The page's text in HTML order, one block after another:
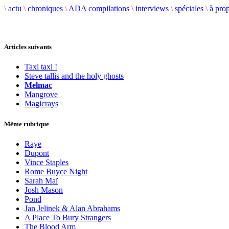
\ actu \ chroniques \ ADA compilations \ interviews \ spéciales \ à
Articles suivants
Taxi taxi !
Steve tallis and the holy ghosts
Melmac
Mangrove
Magicrays
Même rubrique
Raye
Dupont
Vince Staples
Rome Buyce Night
Sarah Maï
Josh Mason
Pond
Jan Jelinek & Alan Abrahams
A Place To Bury Strangers
The Blood Arm